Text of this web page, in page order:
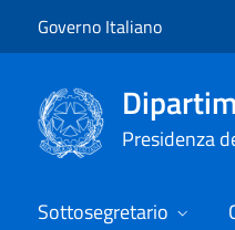
Governo Italiano
Presidenza
Sottosegretario